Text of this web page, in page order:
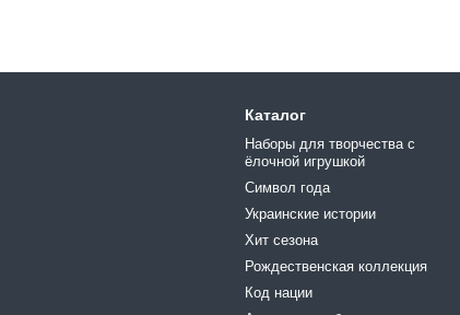
Каталог
Наборы для творчества с
ёлочной игрушкой
Символ года
Украинские истории
Хит сезона
Рождественская коллекция
Код нации